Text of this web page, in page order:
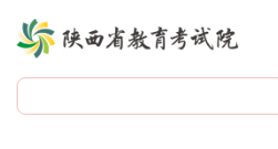
自考服务